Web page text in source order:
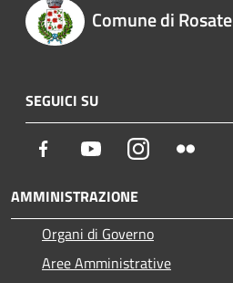
Comune di Rosate
SEGUICI SU
Facebook YoutubeInstagram
AMMINISTRAZIONE
Organi di Governo
Aree Amministrative